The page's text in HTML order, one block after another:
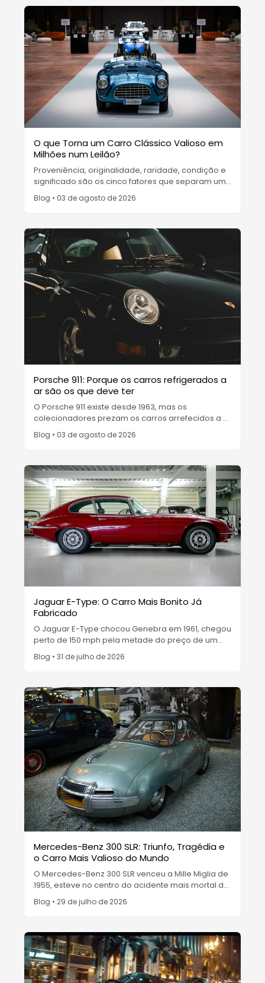
O que Torna um Carro Clássico Valioso em
Milhões num Leilão?
Proveniência, originalidade, raridade, condição e
significado são os cinco fatores que separam um
comum em leilão.
Blog • 03 de agosto de 2026
Porsche 911: Porque os carros refrigerados a
ar são os que deve ter
O Porsche 911 existe desde 1963, mas os
colecionadores prezam os carros arrefecidos a ar
Carrera RS 2.7 de 1973 comandam o dinheiro.
Blog • 03 de agosto de 2026
Jaguar E-Type: O Carro Mais Bonito Já
Fabricado
O Jaguar E-Type chocou Genebra em 1961, chegou
perto de 150 mph pela metade do preço de um
Ferrari e tornou-se o carro raro que o Museum of
Modern Art coleciona como design. Enzo Ferrari
Blog • 31 de julho de 2026
Mercedes-Benz 300 SLR: Triunfo, Tragédia e
o Carro Mais Valioso do Mundo
O Mercedes-Benz 300 SLR venceu a Mille Miglia de
1955, esteve no centro do acidente mais mortal do
automobilismo e — como o Uhlenhaut Coupé —
tornou-se o carro mais valioso alguma vez
Blog • 29 de julho de 2026